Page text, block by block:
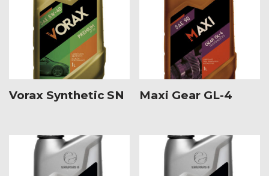
Vorax Synthetic SN Maxi Gear GL-4